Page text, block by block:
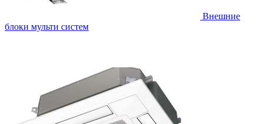
Внешние
блоки мульти систем